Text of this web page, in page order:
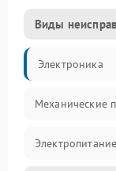
Виды
Электроника
Механические
Электропитание